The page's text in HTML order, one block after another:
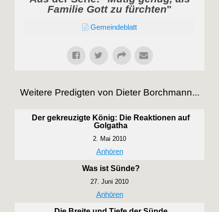
Familie Gott zu fürchten"
Gemeindeblatt
Weitere Predigten von Dieter Borchmann...
Der gekreuzigte König: Die Reaktionen auf
Golgatha
2. Mai 2010
Anhören
Was ist Sünde?
27. Juni 2010
Anhören